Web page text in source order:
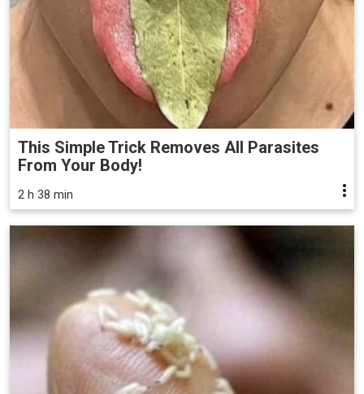
This Simple Trick Removes All Parasites
From Your Body!
2 h 38 min